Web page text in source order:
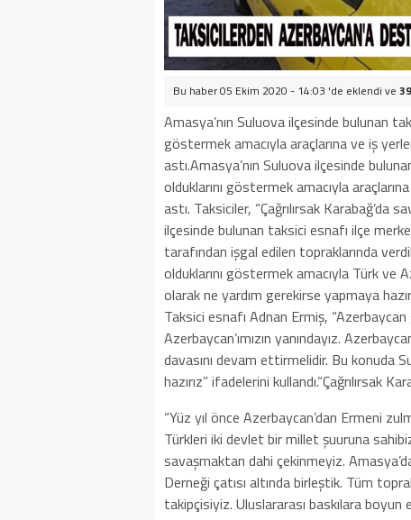
Bu haber 05 Ekim 2020 - 14:03 'de eklendi ve
Amasya’nın Suluova ilçesinde bulunan
göstermek amacıyla araçlarına ve iş
astı.Amasya’nın Suluova ilçesinde
olduklarını göstermek amacıyla
astı. Taksiciler, “Çağrılırsak Karabağ’da
ilçesinde bulunan taksici esnafı ilçe
tarafından işgal edilen topraklarında
olduklarını göstermek amacıyla Türk ve
olarak ne yardım gerekirse yapmaya
Taksici esnafı Adnan Ermiş,
Azerbaycan’ımızın yanındayız.
davasını devam ettirmelidir. Bu konuda
hazırız” ifadelerini kullandı.”Çağrılırsak
“Yüz yıl önce Azerbaycan’dan Ermeni
Türkleri iki devlet bir millet şuuruna
savaşmaktan dahi çekinmeyiz.
Derneği çatısı altında birleştik. Tüm
takipçisiyiz. Uluslararası baskılara